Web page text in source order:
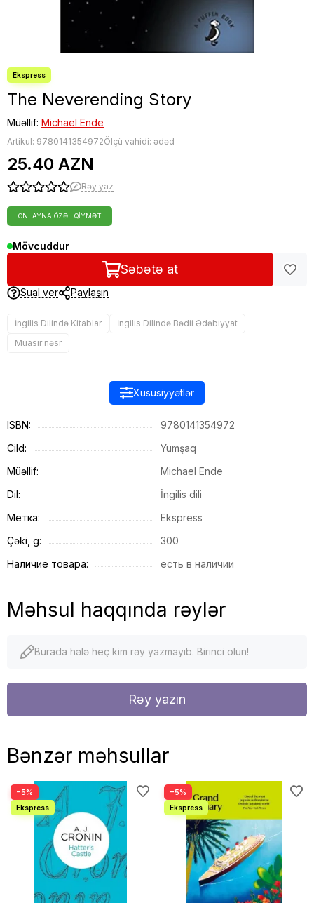
The Neverending Story
Müəllif: Michael Ende
Artikul: 9780141354972Ölçü vahidi: ədəd
25.40 AZN
Rəy yaz
ONLAYNA ÖZƏL QIYMƏT
Mövcuddur
Səbətə at
Sual ver Paylaşın
İngilis Dilində Kitablar
İngilis Dilində Bədii Ədəbiyyat
Müasir nəsr
Xüsusiyyətlər
ISBN:
9780141354972
Cild:
Yumşaq
Müəllif:
Michael Ende
Dil:
İngilis dili
Метка:
Ekspress
Çəki, g:
300
Наличие товара:
есть в наличии
Məhsul haqqında rəylər
Burada hələ heç kim rəy yazmayıb. Birinci olun!
Rəy yazın
Bənzər məhsullar
−5% −5%